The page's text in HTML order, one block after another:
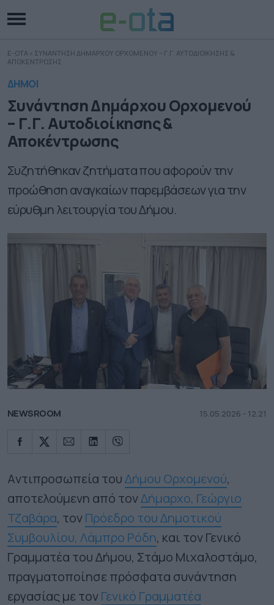
E-OTA » ΣΥΝΑΝΤΗΣΗ ΔΗΜΑΡΧΟΥ ΟΡΧΟΜΕΝΟΥ – Γ.Γ. ΑΥΤΟΔΙΟΙΚΗΣΗΣ &
ΑΠΟΚΕΝΤΡΩΣΗΣ
ΔΗΜΟΙ
Συνάντηση Δημάρχου Ορχομενού
– Γ.Γ. Αυτοδιοίκησης &
Αποκέντρωσης
Συζητήθηκαν ζητήματα που αφορούν την
προώθηση αναγκαίων παρεμβάσεων για την
εύρυθμη λειτουργία του Δήμου.
NEWSROOM 15.05.2026 - 12.21
Aντιπροσωπεία τουΔήμου Ορχομενού,
αποτελούμενη από τονΔήμαρχο, Γεώργιο
Τζαβάρα, τονΠρόεδρο του Δημοτικού
Συμβουλίου, Λάμπρο Ρόδη, και τον Γενικό
Γραμματέα του Δήμου, Στάμο Μιχαλοστάμο,
πραγματοποίησε πρόσφατα συνάντηση
εργασίας με τονΓενικό Γραμματέα